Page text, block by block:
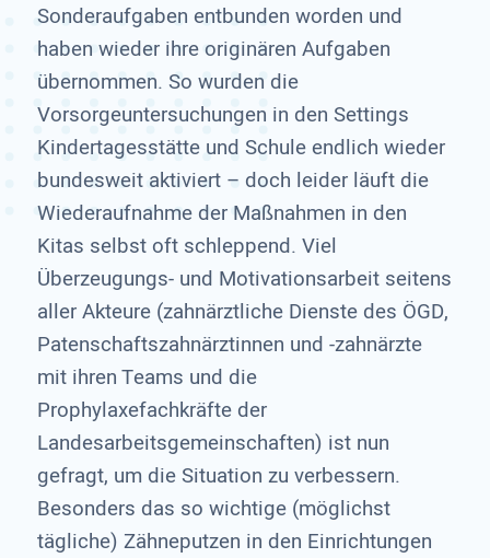
Sonderaufgaben entbunden worden und
haben wieder ihre originären Aufgaben
übernommen. So wurden die
Vorsorgeuntersuchungen in den Settings
Kindertagesstätte und Schule endlich wieder
bundesweit aktiviert – doch leider läuft die
Wiederaufnahme der Maßnahmen in den
Kitas selbst oft schleppend. Viel
Überzeugungs- und Motivationsarbeit seitens
aller Akteure (zahnärztliche Dienste des ÖGD,
Patenschaftszahnärztinnen und -zahnärzte
mit ihren Teams und die
Prophylaxefachkräfte der
Landesarbeitsgemeinschaften) ist nun
gefragt, um die Situation zu verbessern.
Besonders das so wichtige (möglichst
tägliche) Zähneputzen in den Einrichtungen